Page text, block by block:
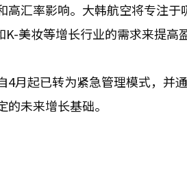
汇率影响。大韩航空将专注于
美妆等增长行业的需求来提高
月起已转为紧急管理模式，并
未来增长基础。